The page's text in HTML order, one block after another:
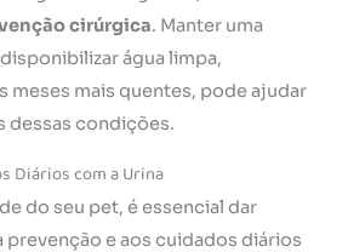
cirúrgica. Manter uma
água limpa,
meses mais quentes, pode ajudar
dessas condições.
Diários com a Urina
do seu pet, é essencial dar
prevenção e aos cuidados diários